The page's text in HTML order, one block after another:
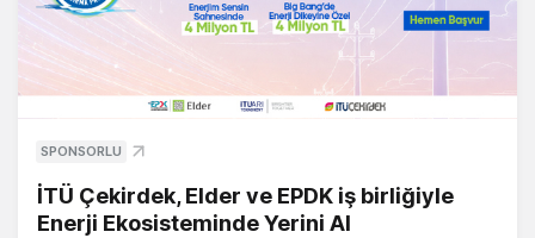
SPONSORLU
İTÜ Çekirdek, Elder ve EPDK iş birliğiyle
Enerji Ekosisteminde Yerini Al